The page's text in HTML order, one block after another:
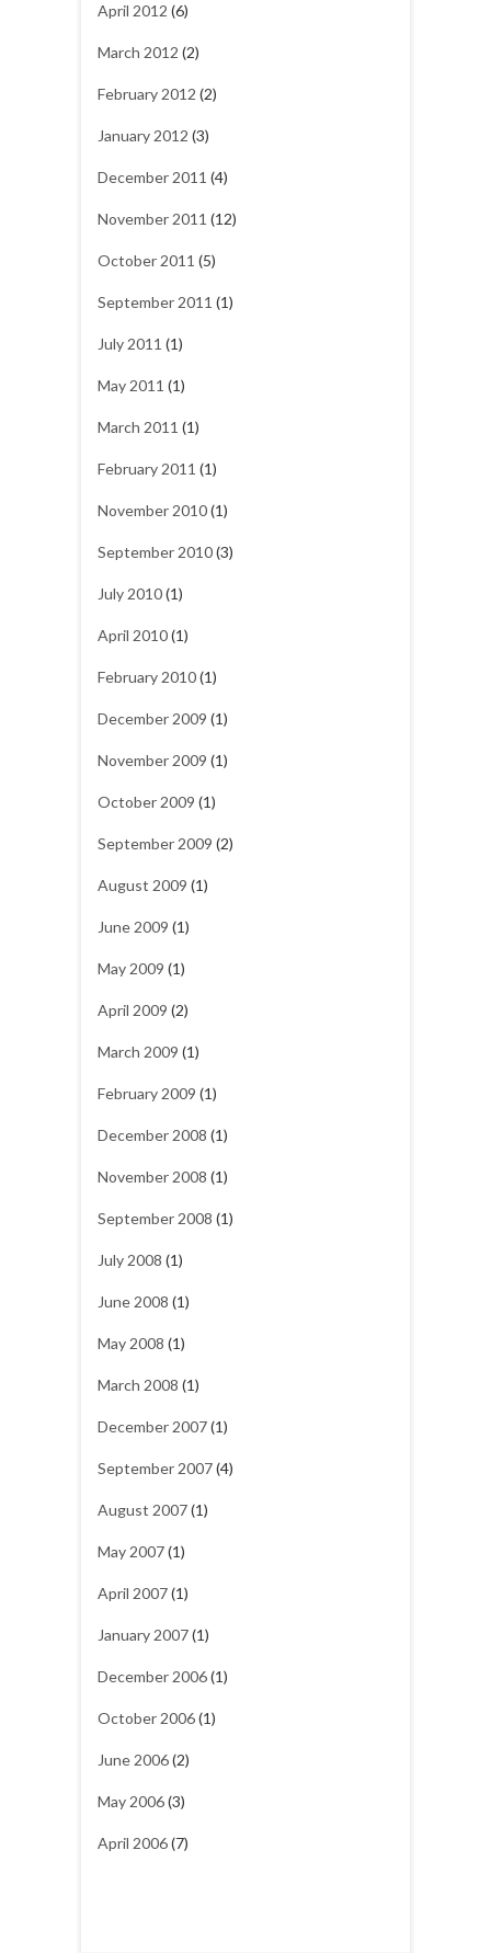
April 2012 (6)
March 2012 (2)
February 2012 (2)
January 2012 (3)
December 2011 (4)
November 2011 (12)
October 2011 (5)
September 2011 (1)
July 2011 (1)
May 2011 (1)
March 2011 (1)
February 2011 (1)
November 2010(1)
September 2010(3)
July 2010(1)
April 2010(1)
February 2010(1)
December 2009 (1)
November 2009 (1)
October 2009 (1)
September 2009 (2)
August 2009 (1)
June 2009 (1)
May 2009 (1)
April 2009 (2)
March 2009 (1)
February 2009 (1)
December 2008 (1)
November 2008 (1)
September 2008 (1)
July 2008 (1)
June 2008 (1)
May 2008 (1)
March 2008 (1)
December 2007(1)
September 2007(4)
August 2007(1)
May 2007(1)
April 2007(1)
January 2007(1)
December 2006(1)
October 2006(1)
June 2006(2)
May 2006(3)
April 2006(7)